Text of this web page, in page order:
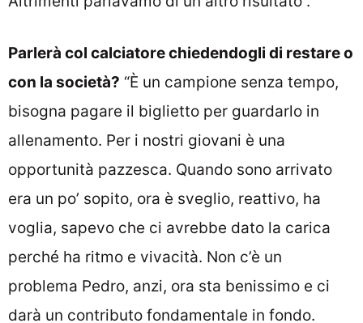
Parlerà col calciatore chiedendogli di restare o
con la società? “È un campione senza tempo,
bisogna pagare il biglietto per guardarlo in
allenamento. Per i nostri giovani è una
opportunità pazzesca. Quando sono arrivato
era un po’ sopito, ora è sveglio, reattivo, ha
voglia, sapevo che ci avrebbe dato la carica
perché ha ritmo e vivacità. Non c’è un
problema Pedro, anzi, ora sta benissimo e ci
darà un contributo fondamentale in fondo.